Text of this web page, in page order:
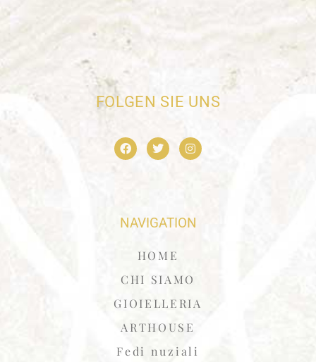
FOLGEN SIE UNS
NAVIGATION
HOME
CHI SIAMO
GIOIELLERIA
ARTHOUSE
Fedi nuziali